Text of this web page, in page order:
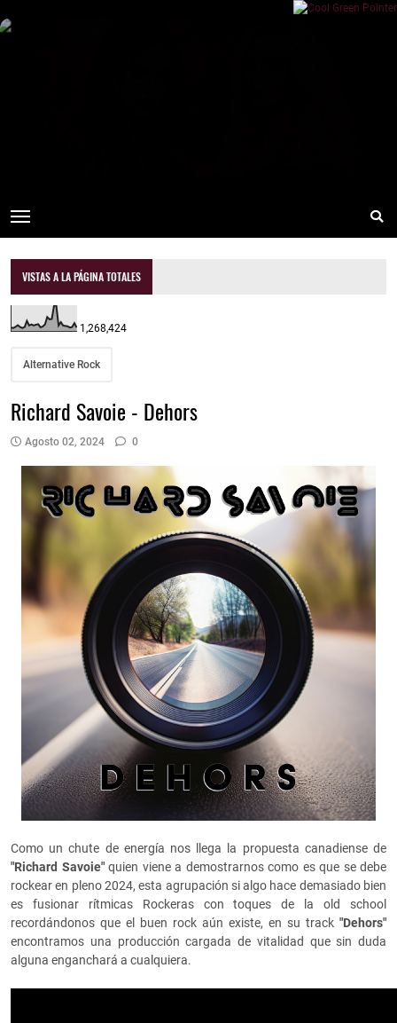
VISTAS A LA PÁGINA TOTALES
1,268,424
Alternative Rock
Richard Savoie - Dehors
Agosto 02, 2024 0
Como un chute de energía nos llega la propuesta canadiense de
"Richard Savoie" quien viene a demostrarnos como es que se debe
rockear en pleno 2024, esta agrupación si algo hace demasiado bien
es fusionar rítmicas Rockeras con toques de la old school
recordándonos que el buen rock aún existe, en su track "Dehors"
encontramos una producción cargada de vitalidad que sin duda
alguna enganchará a cualquiera.